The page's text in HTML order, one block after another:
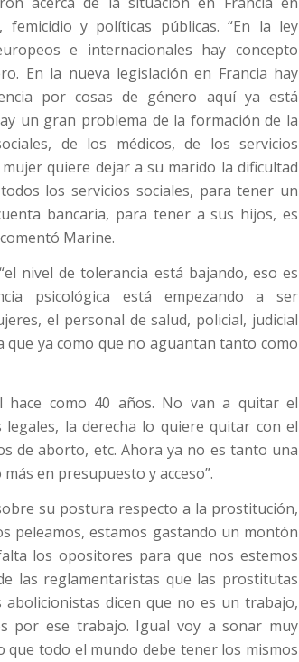
femicidio y políticas públicas. “En la ley
e internacionales hay concepto
En la nueva legislación en Francia hay
por cosas de género aquí ya está
un gran problema de la formación de la
de los médicos, de los servicios
quiere dejar a su marido la dificultad
los servicios sociales, para tener un
bancaria, para tener a sus hijos, es
Marine.
nivel de tolerancia está bajando, eso es
psicológica está empezando a ser
el personal de salud, policial, judicial
que ya como que no aguantan tanto como
hace como 40 años. No van a quitar el
la derecha lo quiere quitar con el
de aborto, etc. Ahora ya no es tanto una
en presupuesto y acceso”.
su postura respecto a la prostitución,
peleamos, estamos gastando un montón
los opositores para que nos estemos
las reglamentaristas que las prostitutas
dicen que no es un trabajo,
por ese trabajo. Igual voy a sonar muy
que todo el mundo debe tener los mismos